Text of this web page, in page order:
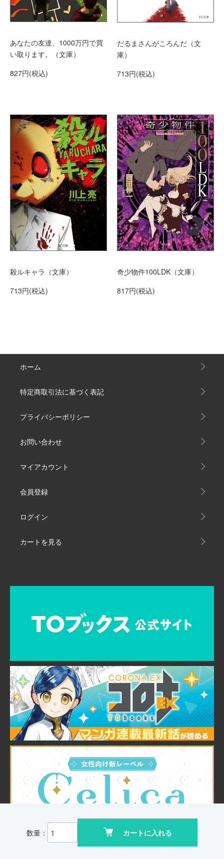
数量： カートに入れる
あなたの友達、1000万円で買
い取ります。（文庫）
827円(税込)
だるまさんがころんだ（文
庫）
713円(税込)
殺ルキャラ（文庫）
713円(税込)
奇少物件100LDK（文庫）
817円(税込)
ホーム
特定商取引法に基づく表記
プライバシーポリシー
お問い合わせ
マイアカウント
会員登録
ログイン
カートを見る